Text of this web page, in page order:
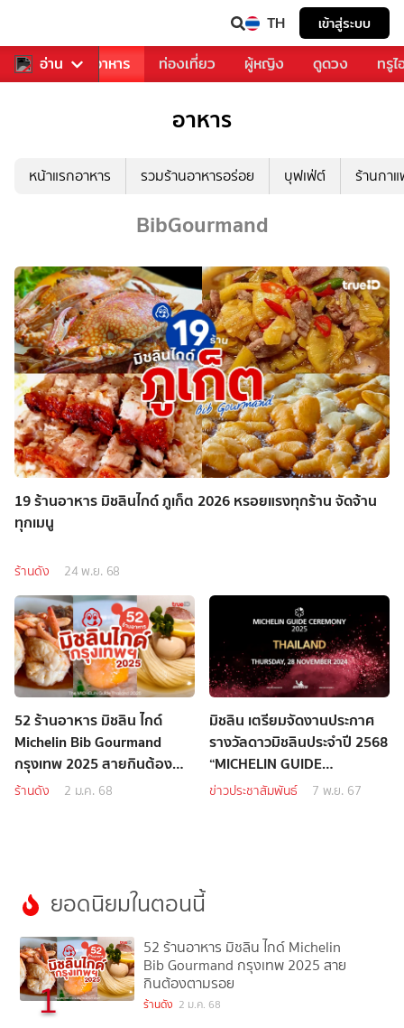
TH เข้าสู่ระบบ
อ่าน
การเพลง อาหาร ท่องเที่ยว ผู้หญิง ดูดวง ทรู
อาหาร
หน้าแรกอาหาร รวมร้านอาหารอร่อย บุฟเฟ่ต์ ร้านกา
BibGourmand
19 ร้านอาหาร มิชลินไกด์ ภูเก็ต 2026 หรอยแรงทุกร้าน จัดจ้าน
ทุกเมนู
ร้านดัง 24 พ.ย. 68
52 ร้านอาหาร มิชลิน ไกด์
Michelin Bib Gourmand
กรุงเทพ 2025 สายกินต้อง
ตามรอย
ร้านดัง 2 ม.ค. 68
มิชลิน เตรียมจัดงานประกาศ
รางวัลดาวมิชลินประจำปี 2568
“MICHELIN GUIDE
CEREMONY THAILAND
ข่าวประชาสัมพันธ์ 7 พ.ย. 67
ยอดนิยมในตอนนี้
1
52 ร้านอาหาร มิชลิน ไกด์ Michelin
Bib Gourmand กรุงเทพ 2025 สาย
กินต้องตามรอย
ร้านดัง 2 ม.ค. 68